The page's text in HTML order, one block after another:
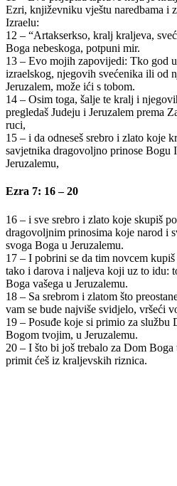
Ezri, književniku vještu naredbama i
Izraelu:
12 – “Artakserkso, kralj kraljeva,
Boga nebeskoga, potpuni mir.
13 – Evo mojih zapovijedi: Tko god
izraelskog, njegovih svećenika ili od
Jeruzalem, može ići s tobom.
14 – Osim toga, šalje te kralj i
pregledaš Judeju i Jeruzalem prema
ruci,
15 – i da odneseš srebro i zlato koje
savjetnika dragovoljno prinose Bogu
Jeruzalemu,
Ezra 7: 16 – 20
16 – i sve srebro i zlato koje skupiš
dragovoljnim prinosima koje narod i
svoga Boga u Jeruzalemu.
17 – I pobrini se da tim novcem
tako i darova i naljeva koji uz to idu:
Boga vašega u Jeruzalemu.
18 – Sa srebrom i zlatom što
vam se bude najviše svidjelo, vršeći
19 – Posuđe koje si primio za službu
Bogom tvojim, u Jeruzalemu.
20 – I što bi još trebalo za Dom
primit ćeš iz kraljevskih riznica.